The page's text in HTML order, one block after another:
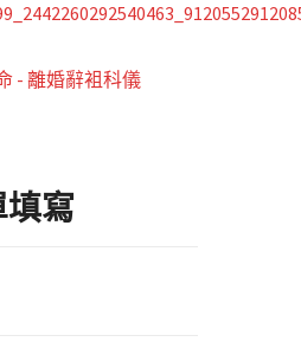
- 離婚辭袓科儀
寫